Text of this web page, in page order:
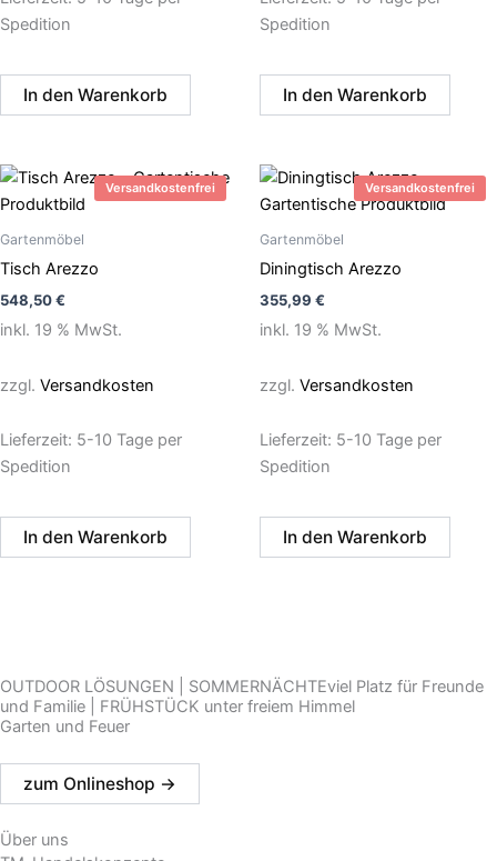
Spedition
In den Warenkorb
Spedition
In den Warenkorb
Versandkostenfrei
Gartenmöbel
Tisch Arezzo
548,50€
inkl. 19 % MwSt.
zzgl. Versandkosten
Lieferzeit: 5-10 Tage per
Spedition
In den Warenkorb
Versandkostenfrei
Gartenmöbel
Diningtisch Arezzo
355,99 €
inkl. 19 % MwSt.
zzgl. Versandkosten
Lieferzeit: 5-10 Tage per
Spedition
In den Warenkorb
OUTDOOR LÖSUNGEN | SOMMERNÄCHTEviel Platz für Freunde
und Familie | FRÜHSTÜCK unter freiem Himmel
Garten und Feuer
zum Onlineshop ->
Über uns